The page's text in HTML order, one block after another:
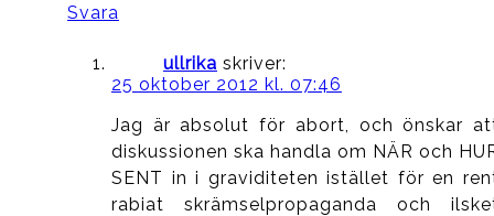
Svara
ullrika skriver:
25 oktober 2012 kl. 07:46
Jag är absolut för abort, och önskar
diskussionen ska handla om NÄR och
SENT in i graviditeten istället för en
rabiat skrämselpropaganda och